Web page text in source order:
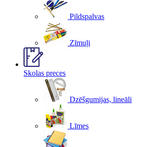
Pildspalvas
Zīmuļi
Skolas preces
Dzēšgumijas, lineāli
Līmes